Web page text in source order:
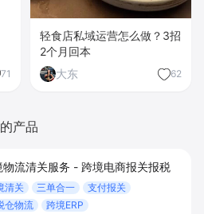
71
轻食店私域运营怎么做？3招
2个月回本
大东
62
产品
物流清关服务 - 跨境电商报关报税
清关 三单合一
支付报关
仓物流
跨境ERP